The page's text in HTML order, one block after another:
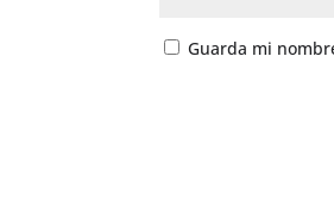
Guarda mi